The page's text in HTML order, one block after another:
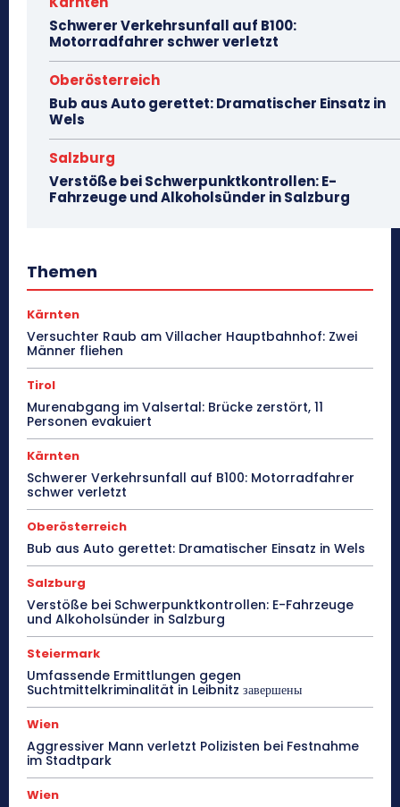
Schwerer Verkehrsunfall auf B100:
Motorradfahrer schwer verletzt
Oberösterreich
Bub aus Auto gerettet: Dramatischer Einsatz in
Wels
Salzburg
Verstöße bei Schwerpunktkontrollen: E-
Fahrzeuge und Alkoholsünder in Salzburg
Themen
Kärnten
Versuchter Raub am Villacher Hauptbahnhof: Zwei
Männer fliehen
Tirol
Murenabgang im Valsertal: Brücke zerstört, 11
Personen evakuiert
Kärnten
Schwerer Verkehrsunfall auf B100: Motorradfahrer
schwer verletzt
Oberösterreich
Bub aus Auto gerettet: Dramatischer Einsatz in Wels
Salzburg
Verstöße bei Schwerpunktkontrollen: E-Fahrzeuge
und Alkoholsünder in Salzburg
Steiermark
Umfassende Ermittlungen gegen
Suchtmittelkriminalität in Leibnitz завершены
Wien
Aggressiver Mann verletzt Polizisten bei Festnahme
im Stadtpark
Wien